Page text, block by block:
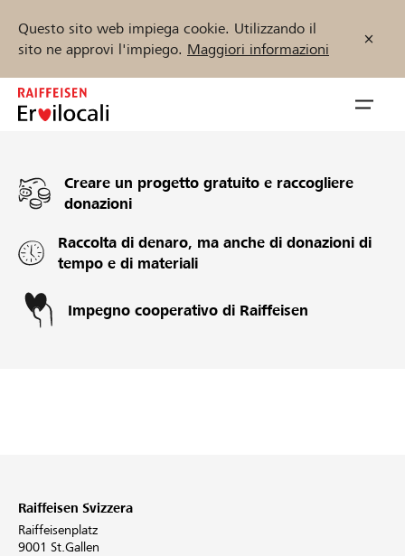
Questo sito web impiega cookie. Utilizzando il
sito ne approvi l'impiego. Maggiori informazioni
Zum
Inhalt
Sostenere
Trova progetti e organizzazioni
Inizia ora
Creare un progetto gratuito e raccogliere
donazioni
Raccolta di denaro, ma anche di donazioni di
tempo e di materiali
Impegno cooperativo di Raiffeisen
Raiffeisen Svizzera
Raiffeisenplatz
9001 St.Gallen